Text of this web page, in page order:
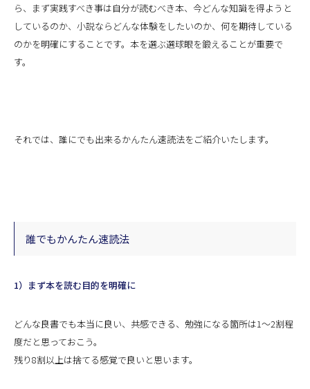
ら、まず実践すべき事は自分が読むべき本、今どんな知識を得ようと
しているのか、小説ならどんな体験をしたいのか、何を期待している
のかを明確にすることです。本を選ぶ選球眼を鍛えることが重要で
す。
それでは、誰にでも出来るかんたん速読法をご紹介いたします。
誰でもかんたん速読法
1）まず本を読む目的を明確に
どんな良書でも本当に良い、共感できる、勉強になる箇所は1〜2割程
度だと思っておこう。
残り8割以上は捨てる感覚で良いと思います。